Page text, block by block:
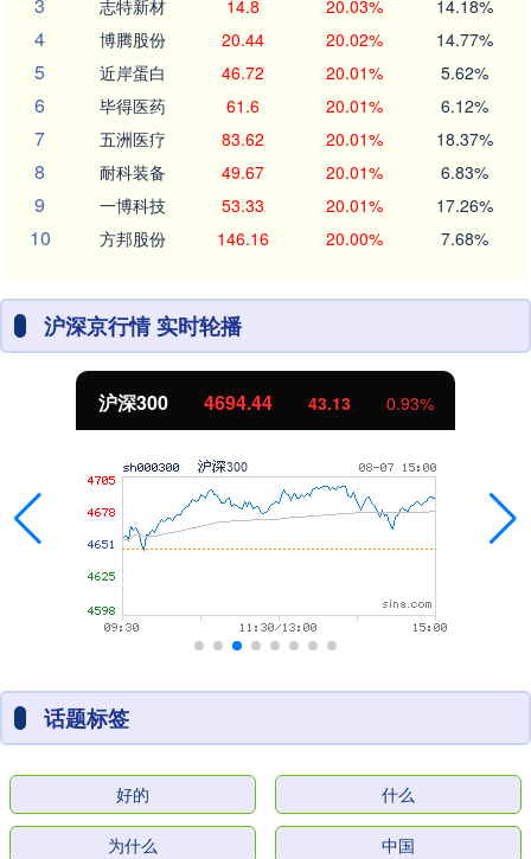
3 志特新材 14.8 20.03% 14.18%
4 博腾股份 20.44 20.02% 14.77%
5 近岸蛋白 46.72 20.01% 5.62%
6 毕得医药 61.6 20.01% 6.12%
7 五洲医疗 83.62 20.01% 18.37%
8 耐科装备 49.67 20.01% 6.83%
9 一博科技 53.33 20.01% 17.26%
10 方邦股份 146.16 20.00% 7.68%
沪深京行情 实时轮播
北证50 1134.24 11.37 1.01%
话题标签
好的 什么
为什么 中国